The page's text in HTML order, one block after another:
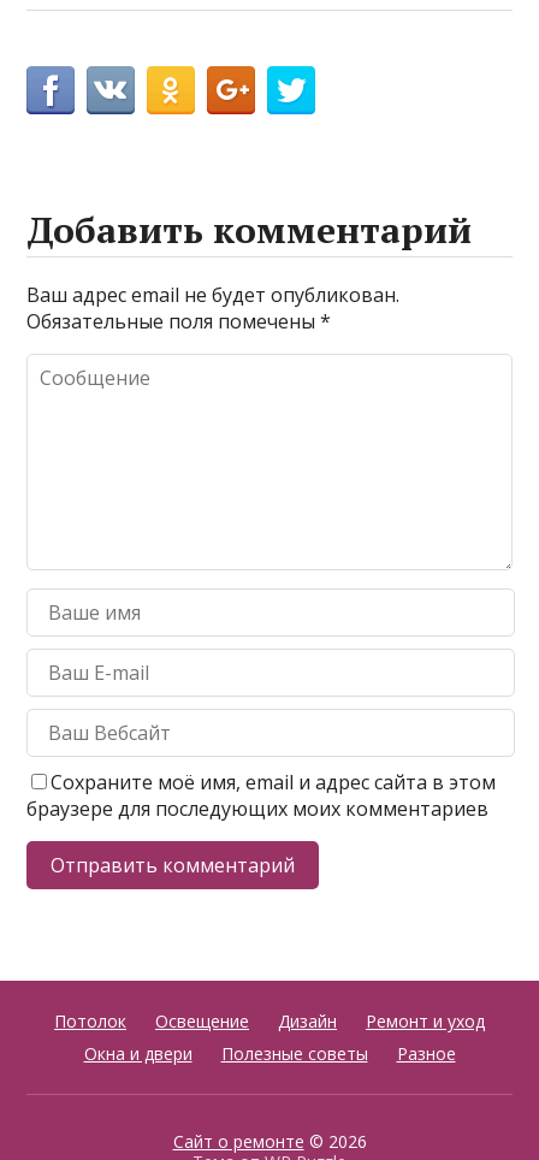
Добавить комментарий
Ваш адрес email не будет опубликован.
Обязательные поля помечены*
Сохраните моё имя, email и адрес сайта в этом
браузере для последующих моих комментариев
Потолок Освещение Дизайн
Ремонт и уход
Окна и двери
Полезные советы Разное
Сайт о ремонте © 2026